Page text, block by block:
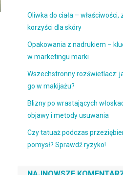
Oliwka do ciała –
korzyści dla skóry
Opakowania z nadrukiem –
w marketingu marki
Wszechstronny rozświetlacz:
go w makijażu?
Blizny po wrastających
objawy i metody usuwania
Czy tatuaż podczas
pomysł? Sprawdź ryzyko!